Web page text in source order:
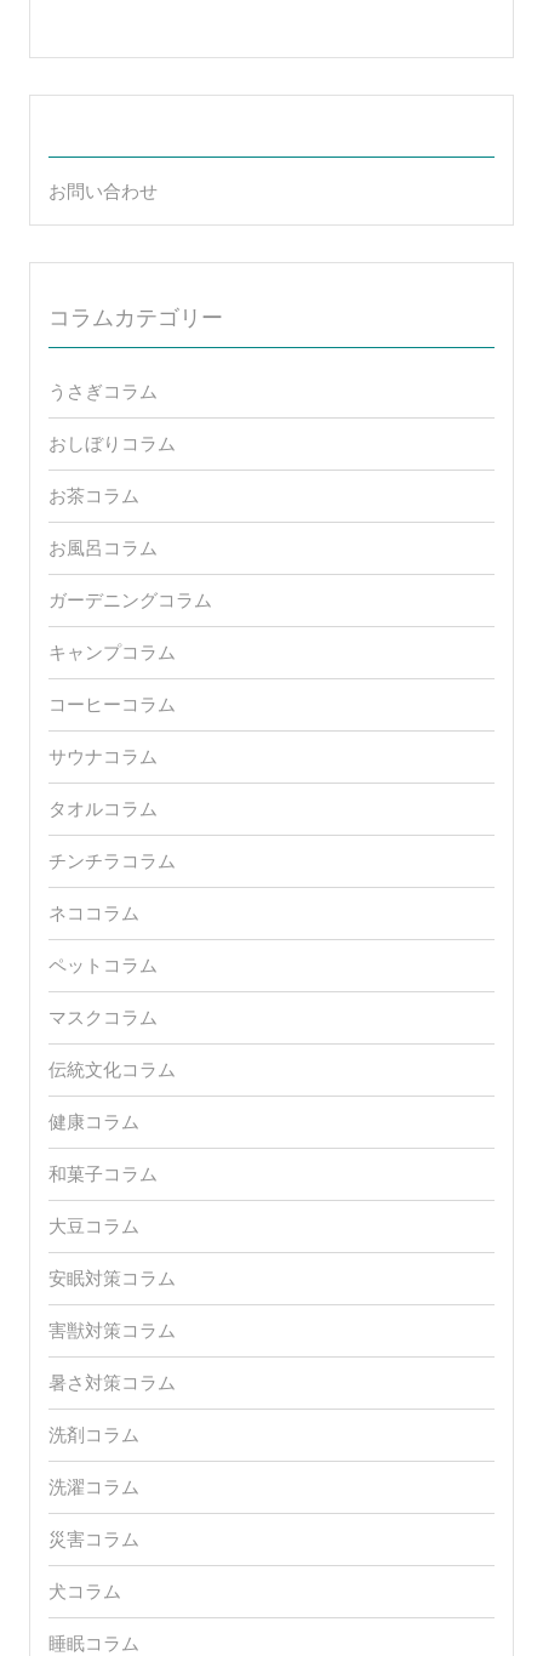
お問い合わせ
コラムカテゴリー
うさぎコラム
おしぼりコラム
お茶コラム
お風呂コラム
ガーデニングコラム
キャンプコラム
コーヒーコラム
サウナコラム
タオルコラム
チンチラコラム
ネココラム
ペットコラム
マスクコラム
伝統文化コラム
健康コラム
和菓子コラム
大豆コラム
安眠対策コラム
害獣対策コラム
暑さ対策コラム
洗剤コラム
洗濯コラム
災害コラム
犬コラム
睡眠コラム